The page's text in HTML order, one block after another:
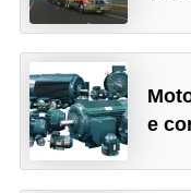
e